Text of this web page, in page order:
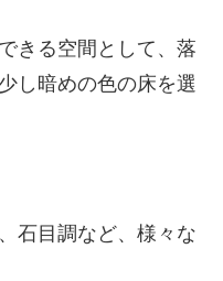
きる空間として、落
し暗めの色の床を選
石目調など、様々な